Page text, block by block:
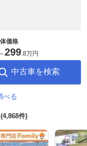
価格
～299.8万円
中古車を検索
べる
(4,868件)